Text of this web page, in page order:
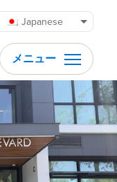
Japanese
メニュー